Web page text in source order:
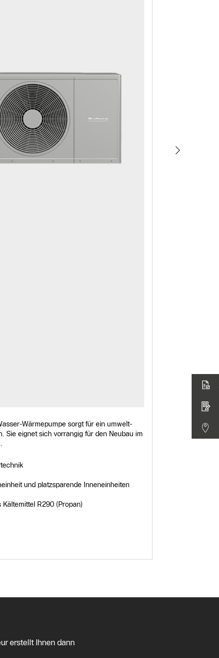
Wärmepumpe sorgt für ein umwelt-
Sie eignet sich vorrangig für den Neubau im
und platzsparende Inneneinheiten
R290 (Propan)
erstellt Ihnen dann